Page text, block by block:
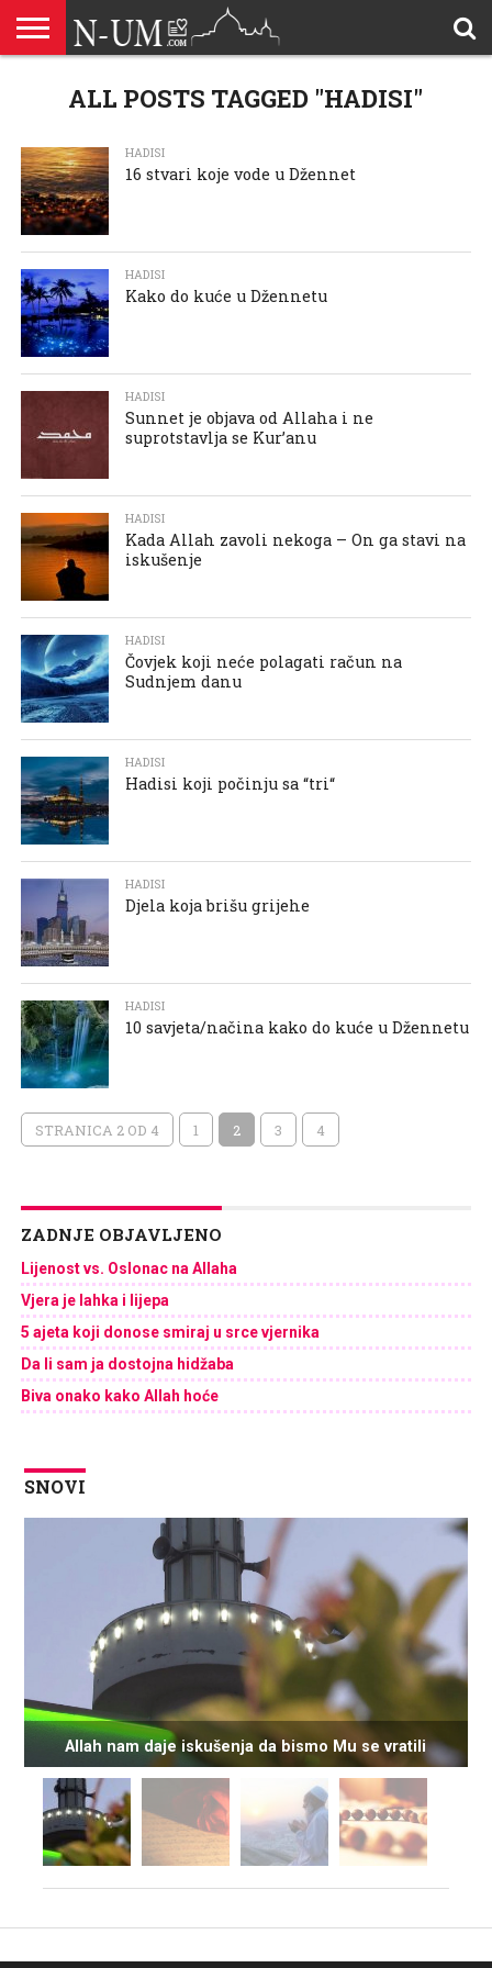
LIJEPA
IMENA
BRAK I
ISLAMSKA
DŽEHENNEM
DŽENNET
DOBROČINSTVO
PREMA
DOVE
I ZIKR
HADŽ
HADISI
HURIJE
HUMANITARNI
KUTAK
ILAHIJE
ISLAMOFOBIJA
IZREKE
I CITATI
KUR’AN
LIJEPI
ISLAM
NAMAZ
ODGOVORI
POKAJNICI
POUČNE
PRIČE I
PRILOZI
POSJETITELJA
PROBLEM
DRUŠTVU
ŠALJIVE
PRIČE
RAMAZAN
REKAIK
SAVJETI
SIHR I
DŽINNI
SMRT I
SUDNJI
SNOVI
VJEROVJESNICI
ZANIMLJIVOSTI
I NAUKA
SESTRE
ZDRAVLJE
ALL POSTS TAGGED "HADISI"
HADISI
16 stvari koje vode u Džennet
HADISI
Kako do kuće u Džennetu
HADISI
Sunnet je objava od Allaha i ne
suprotstavlja se Kur’anu
HADISI
Kada Allah zavoli nekoga – On ga stavi na
iskušenje
HADISI
Čovjek koji neće polagati račun na
Sudnjem danu
HADISI
Hadisi koji počinju sa “tri“
HADISI
Djela koja brišu grijehe
HADISI
10 savjeta/načina kako do kuće u Džennetu
STRANICA 2 OD 4 1 2 3 4
ZADNJE OBJAVLJENO
Lijenost vs. Oslonac na Allaha
Vjera je lahka i lijepa
5 ajeta koji donose smiraj u srce vjernika
Da li sam ja dostojna hidžaba
Biva onako kako Allah hoće
SNOVI
Allah nam daje iskušenja da bismo Mu se vratili